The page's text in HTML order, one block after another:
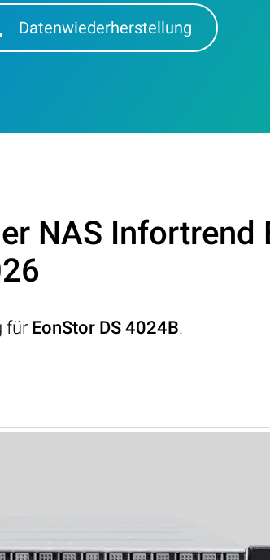
Datenwiederherstellung
NAS Infortrend
für EonStor DS 4024B.